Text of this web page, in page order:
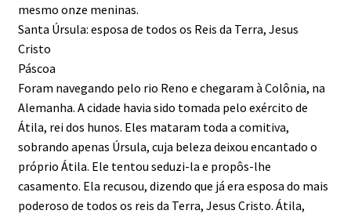
mesmo onze meninas.
Santa Úrsula: esposa de todos os Reis da Terra, Jesus
Cristo
Páscoa
Foram navegando pelo rio Reno e chegaram à Colônia, na
Alemanha. A cidade havia sido tomada pelo exército de
Átila, rei dos hunos. Eles mataram toda a comitiva,
sobrando apenas Úrsula, cuja beleza deixou encantado o
próprio Átila. Ele tentou seduzi-la e propôs-lhe
casamento. Ela recusou, dizendo que já era esposa do mais
poderoso de todos os reis da Terra, Jesus Cristo. Átila,